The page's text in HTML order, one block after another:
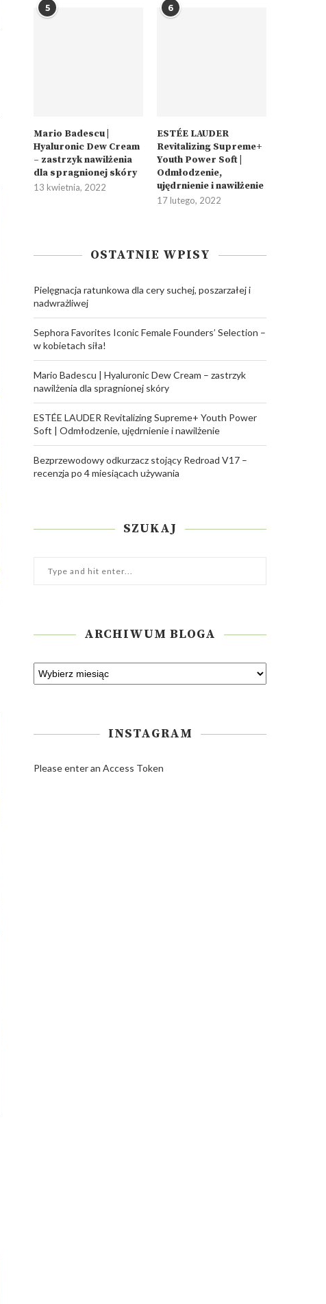
5
Mario Badescu |
Hyaluronic Dew Cream
– zastrzyk nawilżenia
dla spragnionej skóry
13 kwietnia, 2022
6
ESTÉE LAUDER
Revitalizing Supreme+
Youth Power Soft |
Odmłodzenie,
ujędrnienie i nawilżenie
17 lutego, 2022
OSTATNIE WPISY
Pielęgnacja ratunkowa dla cery suchej, poszarzałej i
nadwrażliwej
Sephora Favorites Iconic Female Founders’ Selection –
w kobietach siła!
Mario Badescu | Hyaluronic Dew Cream – zastrzyk
nawilżenia dla spragnionej skóry
ESTÉE LAUDER Revitalizing Supreme+ Youth Power
Soft | Odmłodzenie, ujędrnienie i nawilżenie
Bezprzewodowy odkurzacz stojący Redroad V17 –
recenzja po 4 miesiącach używania
SZUKAJ
ARCHIWUM BLOGA
INSTAGRAM
Please enter an Access Token